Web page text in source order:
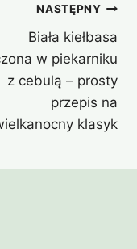
NASTĘPNY
Biała kiełbasa
w piekarniku
z cebulą – prosty
przepis na
klasyk